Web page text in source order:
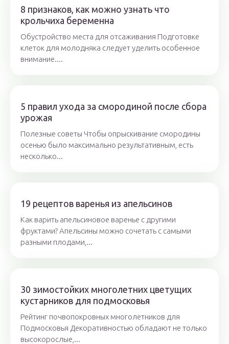
8 признаков, как можно узнать что
крольчиха беременна
Обустройство места для отсаживания Подготовке
клеток для молодняка следует уделить особенное
внимание....
5 правил ухода за смородиной после сбора
урожая
Полезные советы Чтобы опрыскивание смородины
осенью было максимально результативным, есть
несколько...
19 рецептов варенья из апельсинов
Как варить апельсиновое варенье с другими
фруктами? Апельсины можно сочетать с самыми
разными плодами,...
30 зимостойких многолетних цветущих
кустарников для подмосковья
Рейтинг почвопокровных многолетников для
Подмосковья Декоративностью обладают не только
высокорослые,...